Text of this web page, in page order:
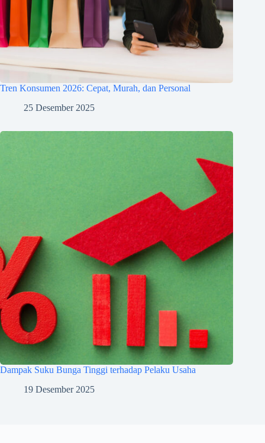
Tren Konsumen 2026: Cepat, Murah, dan Personal
25 Desember 2025
Dampak Suku Bunga Tinggi terhadap Pelaku Usaha
19 Desember 2025